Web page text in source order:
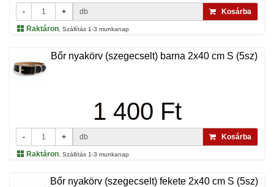
- + db
Kosárba
Raktáron , Szállítás 1-3 munkanap
Bőr nyakörv (szegecselt) barna 2x40 cm S (5sz)
1 400 Ft
- + db
Kosárba
Raktáron , Szállítás 1-3 munkanap
Bőr nyakörv (szegecselt) fekete 2x40 cm S (5sz)